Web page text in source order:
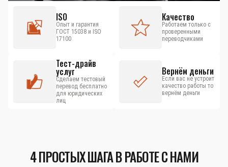
ISO
Опыт и гарантия
ГОСТ 15038 и ISO
17100
Качество
Работаем только с
проверенными
переводчиками
Тест-драйв
услуг
Сделаем тестовый
перевод бесплатно
для юридических
лиц
Вернём деньги
Если вас не устроит
качество работы то
вернём деньги
4 ПРОСТЫХ ШАГА В РАБОТЕ С НАМИ